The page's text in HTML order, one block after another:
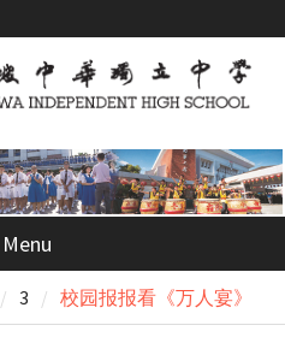
Menu
3 校园报报看《万人宴》